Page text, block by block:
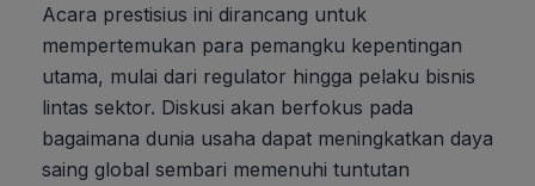
Acara prestisius ini dirancang untuk
mempertemukan para pemangku kepentingan
utama, mulai dari regulator hingga pelaku bisnis
lintas sektor. Diskusi akan berfokus pada
bagaimana dunia usaha dapat meningkatkan daya
saing global sembari memenuhi tuntutan